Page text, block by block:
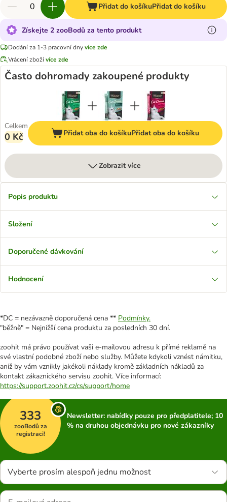
Přidat do košíkuPřidat do košíku
Získejte 2 zooBodů za tento produkt
Dodání za 1-3 pracovní dnyvíce zde
Vrácení zbožívíce zde
Často dohromady zakoupené produkty
Celkem
0 Kč Přidat oba do košíkuPřidat oba do košíku
Zobrazit více
Popis produktu
Složení
Doporučené dávkování
Hodnocení
*DC = nezávazně doporučená cena ** Podmínky.
"běžně" = Nejnižší cena produktu za posledních 30 dní.
zoohit má právo používat vaši e-mailovou adresu k přímé reklamě na
své vlastní podobné zboží nebo služby. Můžete kdykoli vznést námitku,
aniž by vám vznikly jakékoli náklady kromě základních nákladů za
kontakt zákaznického servisu zoohit. Více informací:
https://support.zoohit.cz/cs/support/home
333
zooBodů za
registraci!
Newsletter: nabídky pouze pro předplatitele; 10
% na druhou objednávku pro nové zákazníky
Vyberte prosím alespoň jednu možnost